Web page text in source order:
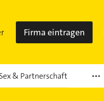
Firma eintragen
Sex & Partnerschaft